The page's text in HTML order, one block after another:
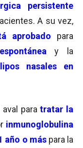
persistente
A su vez,
aprobado
para
y la
nasales en
para tratar la
inmunoglobulina
año o más para la